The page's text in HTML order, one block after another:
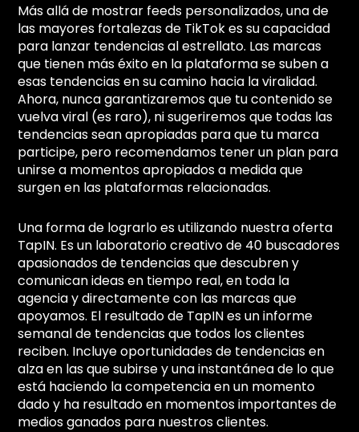
Más allá de mostrar feeds personalizados, una de
las mayores fortalezas de TikTok es su capacidad
para lanzar tendencias al estrellato. Las marcas
que tienen más éxito en la plataforma se suben a
esas tendencias en su camino hacia la viralidad.
Ahora, nunca garantizaremos que tu contenido se
vuelva viral (es raro), ni sugeriremos que todas las
tendencias sean apropiadas para que tu marca
participe, pero recomendamos tener un plan para
unirse a momentos apropiados a medida que
surgen en las plataformas relacionadas.
Una forma de lograrlo es utilizando nuestra oferta
TapIN. Es un laboratorio creativo de 40 buscadores
apasionados de tendencias que descubren y
comunican ideas en tiempo real, en toda la
agencia y directamente con las marcas que
apoyamos. El resultado de TapIN es un informe
semanal de tendencias que todos los clientes
reciben. Incluye oportunidades de tendencias en
alza en las que subirse y una instantánea de lo que
está haciendo la competencia en un momento
dado y ha resultado en momentos importantes de
medios ganados para nuestros clientes.